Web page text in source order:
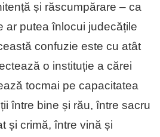
și răscumpărare – ca
ar putea înlocui judecățile
confuzie este cu atât
o instituție a cărei
tocmai pe capacitatea
între bine și rău, între sacru
și crimă, între vină și